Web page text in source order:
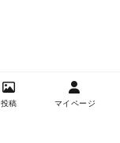
投稿 マイページ